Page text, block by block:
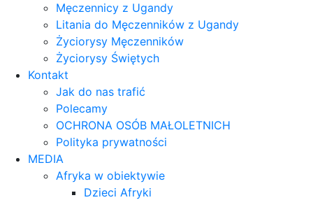
Męczennicy z Ugandy
Litania do Męczenników z Ugandy
Życiorysy Męczenników
Życiorysy Świętych
Kontakt
Jak do nas trafić
Polecamy
OCHRONA OSÓB MAŁOLETNICH
Polityka prywatności
MEDIA
Afryka w obiektywie
Dzieci Afryki